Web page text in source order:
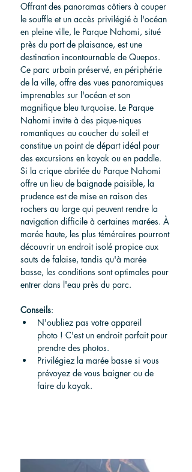
Offrant des panoramas côtiers à couper
le souffle et un accès privilégié à l'océan
en pleine ville, le Parque Nahomi, situé
près du port de plaisance, est une
destination incontournable de Quepos.
Ce parc urbain préservé, en périphérie
de la ville, offre des vues panoramiques
imprenables sur l'océan et son
magnifique bleu turquoise. Le Parque
Nahomi invite à des pique-niques
romantiques au coucher du soleil et
constitue un point de départ idéal pour
des excursions en kayak ou en paddle.
Si la crique abritée du Parque Nahomi
offre un lieu de baignade paisible, la
prudence est de mise en raison des
rochers au large qui peuvent rendre la
navigation difficile à certaines marées. À
marée haute, les plus téméraires pourront
découvrir un endroit isolé propice aux
sauts de falaise, tandis qu'à marée
basse, les conditions sont optimales pour
entrer dans l'eau près du parc.
Conseils:
N'oubliez pas votre appareil
photo ! C'est un endroit parfait pour
prendre des photos.
Privilégiez la marée basse si vous
prévoyez de vous baigner ou de
faire du kayak.